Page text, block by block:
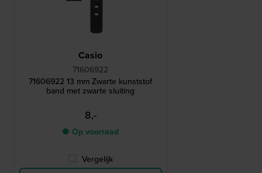
Casio
71606922
71606922 13 mm Zwarte kunststof
band met zwarte sluiting
8,-
● Op voorraad
Vergelijk